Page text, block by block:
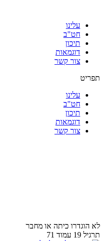
עלינו
חט"ב
תיכון
דוגמאות
צור קשר
תפריט
עלינו
חט"ב
תיכון
דוגמאות
צור קשר
לא הוגדרו כיתה או מחבר
תרגיל 19 עמוד 71